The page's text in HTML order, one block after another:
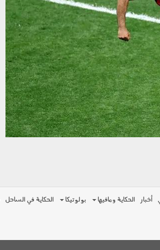
أخبار الحكاية ومافيها بولوتيكا الحكاية في الساحل